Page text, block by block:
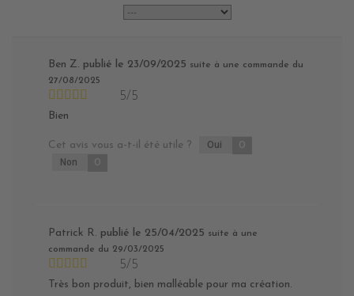
Ben Z. publié le 23/09/2025 suite à une commande du
27/08/2025
5/5
Bien
Cet avis vous a-t-il été utile ? Oui 0
Non 0
Patrick R. publié le 25/04/2025 suite à une
commande du 29/03/2025
5/5
Très bon produit, bien malléable pour ma création.